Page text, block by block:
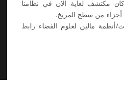
مكتشف لغاية الان في نظامنا
من سطح المريخ.
أنظمة مالين لعلوم الفضاء رابط